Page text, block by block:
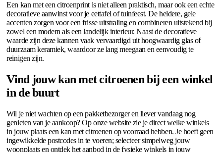
Een kan met een citroenprint is niet alleen praktisch, maar ook een echte
decoratieve aanwinst voor je eettafel of tuinfeest. De heldere, gele
accenten zorgen voor een frisse uitstraling en combineren uitstekend bij
zowel een modern als een landelijk interieur. Naast de decoratieve
waarde zijn deze kannen vaak vervaardigd uit hoogwaardig glas of
duurzaam keramiek, waardoor ze lang meegaan en eenvoudig te
reinigen zijn.
Vind jouw kan met citroenen bij een winkel
in de buurt
Wil je niet wachten op een pakketbezorger en liever vandaag nog
genieten van je aankoop? Op onze website zie je direct welke winkels
in jouw plaats een kan met citroenen op voorraad hebben. Je hoeft geen
ingewikkelde postcodes in te voeren; selecteer simpelweg jouw
woonplaats en ontdek het aanbod in de fysieke winkels in jouw